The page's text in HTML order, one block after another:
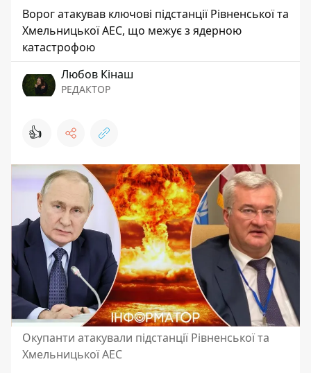
Ворог атакував ключові підстанції Рівненської та
Хмельницької АЕС, що межує з ядерною
катастрофою
Любов Кінаш
РЕДАКТОР
👍
Окупанти атакували підстанції Рівненської та
Хмельницької АЕС